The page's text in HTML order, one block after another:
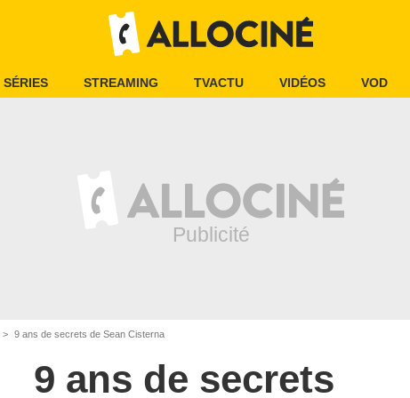
SÉRIES STREAMING TVACTU VIDÉOS VOD
9 ans de secrets de Sean Cisterna
9 ans de secrets